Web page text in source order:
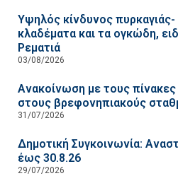
Υψηλός κίνδυνος
κλαδέματα και τα ογκώδη,
Ρεματιά
03/08/2026
Ανακοίνωση με τους
στους βρεφονηπιακούς
31/07/2026
Δημοτική Συγκοινωνία:
έως 30.8.26
29/07/2026